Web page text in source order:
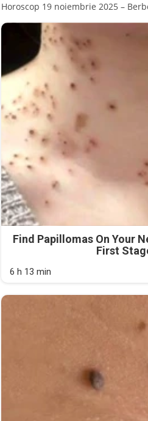
Horoscop 19 noiembrie 2025 –
Find Papillomas On Your
First
6 h 13 min